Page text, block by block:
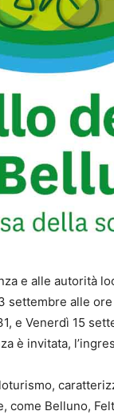
e alle autorità
settembre alle
e Venerdì 15
è invitata,
come Belluno,